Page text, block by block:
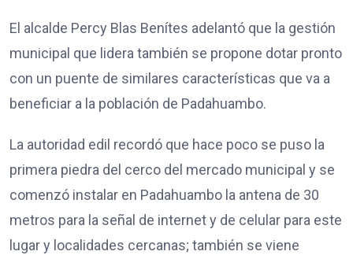
El alcalde Percy Blas Benítes adelantó que la gestión
municipal que lidera también se propone dotar pronto
con un puente de similares características que va a
beneficiar a la población de Padahuambo.
La autoridad edil recordó que hace poco se puso la
primera piedra del cerco del mercado municipal y se
comenzó instalar en Padahuambo la antena de 30
metros para la señal de internet y de celular para este
lugar y localidades cercanas; también se viene